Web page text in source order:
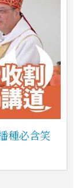
種必含笑